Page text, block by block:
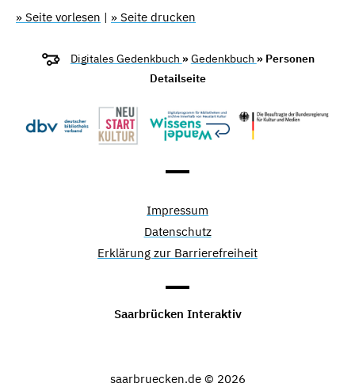
» Seite vorlesen | » Seite drucken
Digitales Gedenkbuch »Gedenkbuch » Personen
Detailseite
Impressum
Datenschutz
Erklärung zur Barrierefreiheit
Saarbrücken Interaktiv
saarbruecken.de © 2026